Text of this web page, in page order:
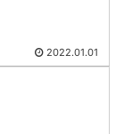
2022.01.01